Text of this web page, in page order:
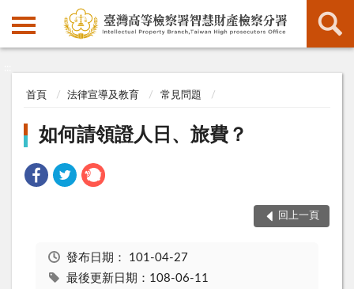
首頁 法律宣導及教育 常見問題
如何請領證人日、旅費？
回上一頁
發布日期： 101-04-27
最後更新日期：108-06-11